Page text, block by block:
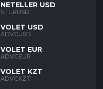
NETELLER USD
NTLRUSD
VOLET USD
ADVCUSD
VOLET EUR
ADVCEUR
VOLET KZT
ADVCKZT